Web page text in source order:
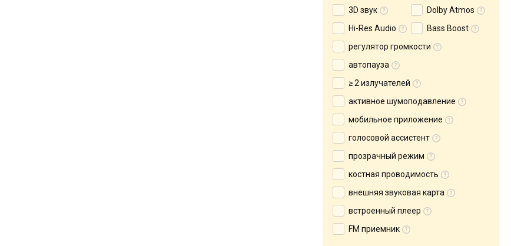
3D звук
Dolby Atmos
Hi-Res Audio
Bass Boost
регулятор громкости
автопауза
≥ 2 излучателей
активное шумоподавление
мобильное приложение
голосовой ассистент
прозрачный режим
костная проводимость
внешняя звуковая карта
встроенный плеер
FM приемник